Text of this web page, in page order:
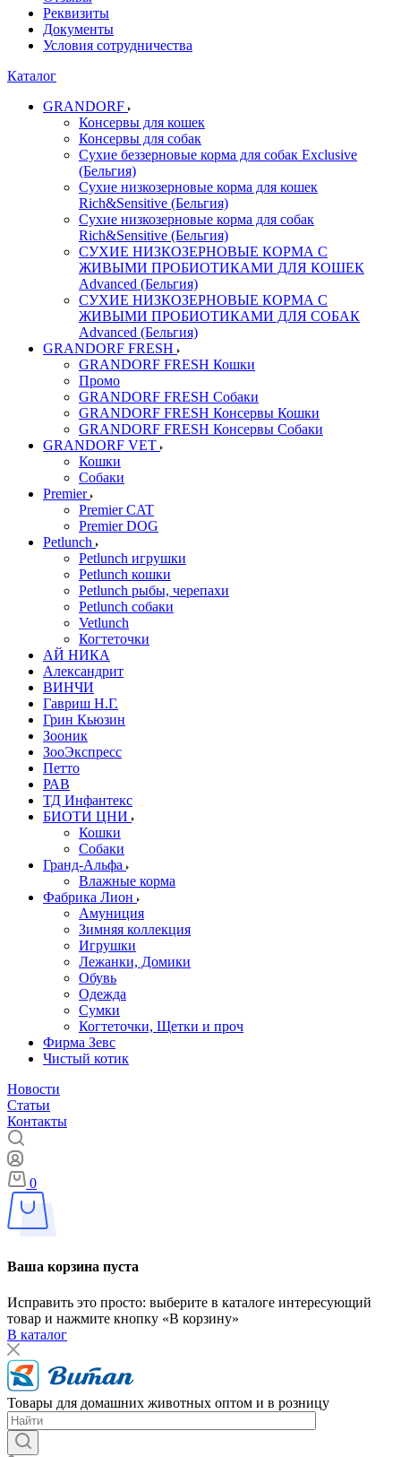
Реквизиты
Документы
Условия сотрудничества
Каталог
GRANDORF
Консервы для кошек
Консервы для собак
Сухие беззерновые корма для собак Exclusive
(Бельгия)
Сухие низкозерновые корма для кошек
Rich&Sensitive (Бельгия)
Сухие низкозерновые корма для собак
Rich&Sensitive (Бельгия)
СУХИЕ НИЗКОЗЕРНОВЫЕ КОРМА С
ЖИВЫМИ ПРОБИОТИКАМИ ДЛЯ КОШЕК
Advanced (Бельгия)
СУХИЕ НИЗКОЗЕРНОВЫЕ КОРМА С
ЖИВЫМИ ПРОБИОТИКАМИ ДЛЯ СОБАК
Advanced (Бельгия)
GRANDORF FRESH
GRANDORF FRESH Кошки
Промо
GRANDORF FRESH Собаки
GRANDORF FRESH Консервы Кошки
GRANDORF FRESH Консервы Собаки
GRANDORF VET
Кошки
Собаки
Premier
Premier CAT
Premier DOG
Petlunch
Petlunch игрушки
Petlunch кошки
Petlunch рыбы, черепахи
Petlunch собаки
Vetlunch
Когтеточки
АЙ НИКА
Александрит
ВИНЧИ
Гавриш Н.Г.
Грин Кьюзин
Зооник
ЗооЭкспресс
Петто
РАВ
ТД Инфантекс
БИОТИ ЦНИ
Кошки
Собаки
Гранд-Альфа
Влажные корма
Фабрика Лион
Амуниция
Зимняя коллекция
Игрушки
Лежанки, Домики
Обувь
Одежда
Сумки
Когтеточки, Щетки и проч
Фирма Зевс
Чистый котик
Новости
Статьи
Контакты
0
Ваша корзина пуста
Исправить это просто: выберите в каталоге интересующий
товар и нажмите кнопку «В корзину»
В каталог
Товары для домашних животных оптом и в розницу